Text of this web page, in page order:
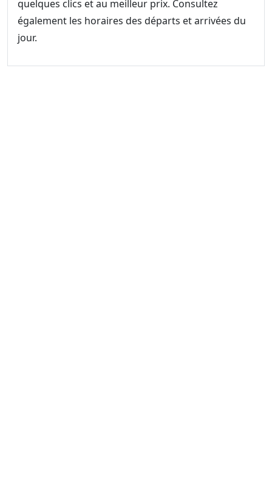
quelques clics et au meilleur prix. Consultez
également les horaires des départs et arrivées du
jour.